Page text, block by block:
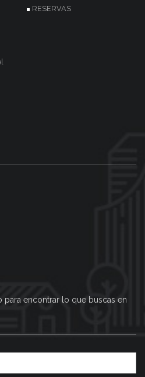
RESERVAS
para encontrar lo que buscas en